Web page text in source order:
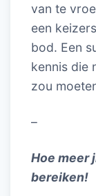
van te
een
bod. Een
kennis die
zou
–
Hoe meer
bereiken!